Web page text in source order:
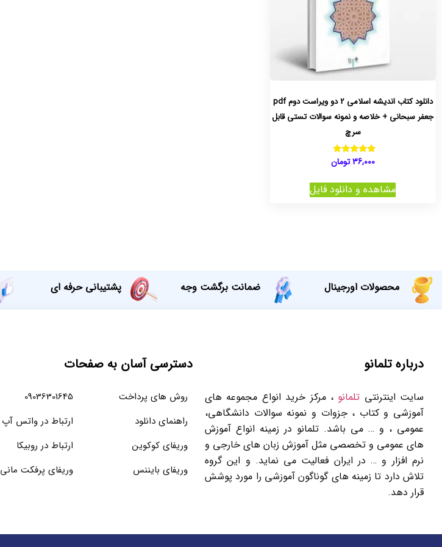
دانلود کتاب اندیشه اسلامی 2 دو ویراست دوم pdf
جعفر سبحانی + خلاصه و نمونه سوالات تستی قابل
سرچ
نمره
5.0036,000 تومان
مشاهده و دانلود فایل
محصولات اورجینال ضمانت برگشت وجه پشتیبانی حرفه ای
درباره تلمانو
سایت اینترنتی تلمانو ، مرکز خرید انواع مجموعه های
آموزشی و کتاب ، جزوات و نمونه سوالات دانشگاهی،
عمومی ، و … می باشد. تلمانو در زمینه انواع آموزش
های عمومی و تخصصی مثل آموزش زبان های خارجی و
نرم افزار و … در ایران فعالیت می نماید. و این گروه
تلاش دارد تا زمینه های گوناگون آموزشی را مورد پوشش
قرار دهد.
دسترسی آسان به صفحات
روش های پرداخت
راهنمای دانلود
وریفای کوکوین
وریفای بایننس
09036301645
ارتباط در واتس آپ
ارتباط در روبیکا
وریفای پرفکت مانی